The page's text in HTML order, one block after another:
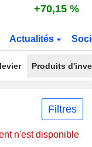
+70,15 %
Actualités
Produits
Filtres
n'est disponible